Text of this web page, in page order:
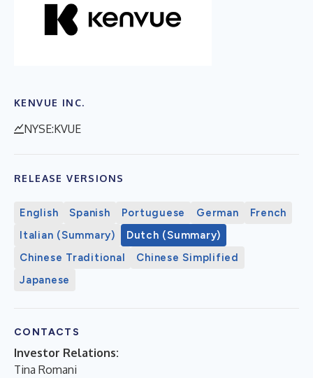
KENVUE INC.
NYSE:KVUE
RELEASE VERSIONS
English Spanish Portuguese German
French
Italian (Summary)
Dutch (Summary)
Chinese Traditional
Chinese Simplified
Japanese
CONTACTS
Investor Relations:
Tina Romani